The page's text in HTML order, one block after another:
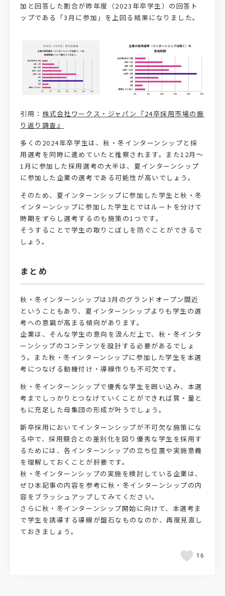
加と回答した割合が昨年度（2023年卒学生）の回答ト
ップである「3月に参加」を上回る結果になりました。
引用： 株式会社ワークス・ジャパン『24卒採用市場の振
り返り調査』
多くの2024年卒学生は、秋・冬インターンシップと採
用選考を同時に進めていたと推察されます。また12月～
1月に参加した採用選考の大半は、夏インターンシップ
に参加した企業の選考である可能性が高いでしょう。
そのため、夏インターンシップに参加した学生と秋・冬
インターンシップに参加した学生とではルートを分けて
時期をずらし選考するのも施策の1つです。
そうすることで学生の取りこぼしを防ぐことができるで
しょう。
まとめ
秋・冬インターンシップは3月のグランドオープン間近
ということもあり、夏インターンシップよりも学生の選
考への意識が高まる傾向があります。
企業は、そんな学生の意向を汲んだ上で、秋・冬インタ
ーンシップのコンテンツを設計する必要があるでしょ
う。また秋・冬インターンシップに参加した学生を本選
考につなげる動機付け・導線作りも不可欠です。
秋・冬インターンシップで優秀な学生を囲い込み、本選
考までしっかりとつなげていくことができれば質・量と
もに充足した母集団の形成が叶うでしょう。
新卒採用においてインターンシップが不可欠な施策にな
る中で、採用競合との差別化を図り優秀な学生を採用す
るためには、各インターンシップの立ち位置や実施意義
を理解しておくことが肝要です。
秋・冬インターンシップの実施を検討している企業は、
ぜひ本記事の内容を参考に秋・冬インターンシップの内
容をブラッシュアップしてみてください。
さらに秋・冬インターンシップ開始に向けて、本選考ま
で学生を誘導する導線が盤石なものなのか、再度見直し
ておきましょう。
16